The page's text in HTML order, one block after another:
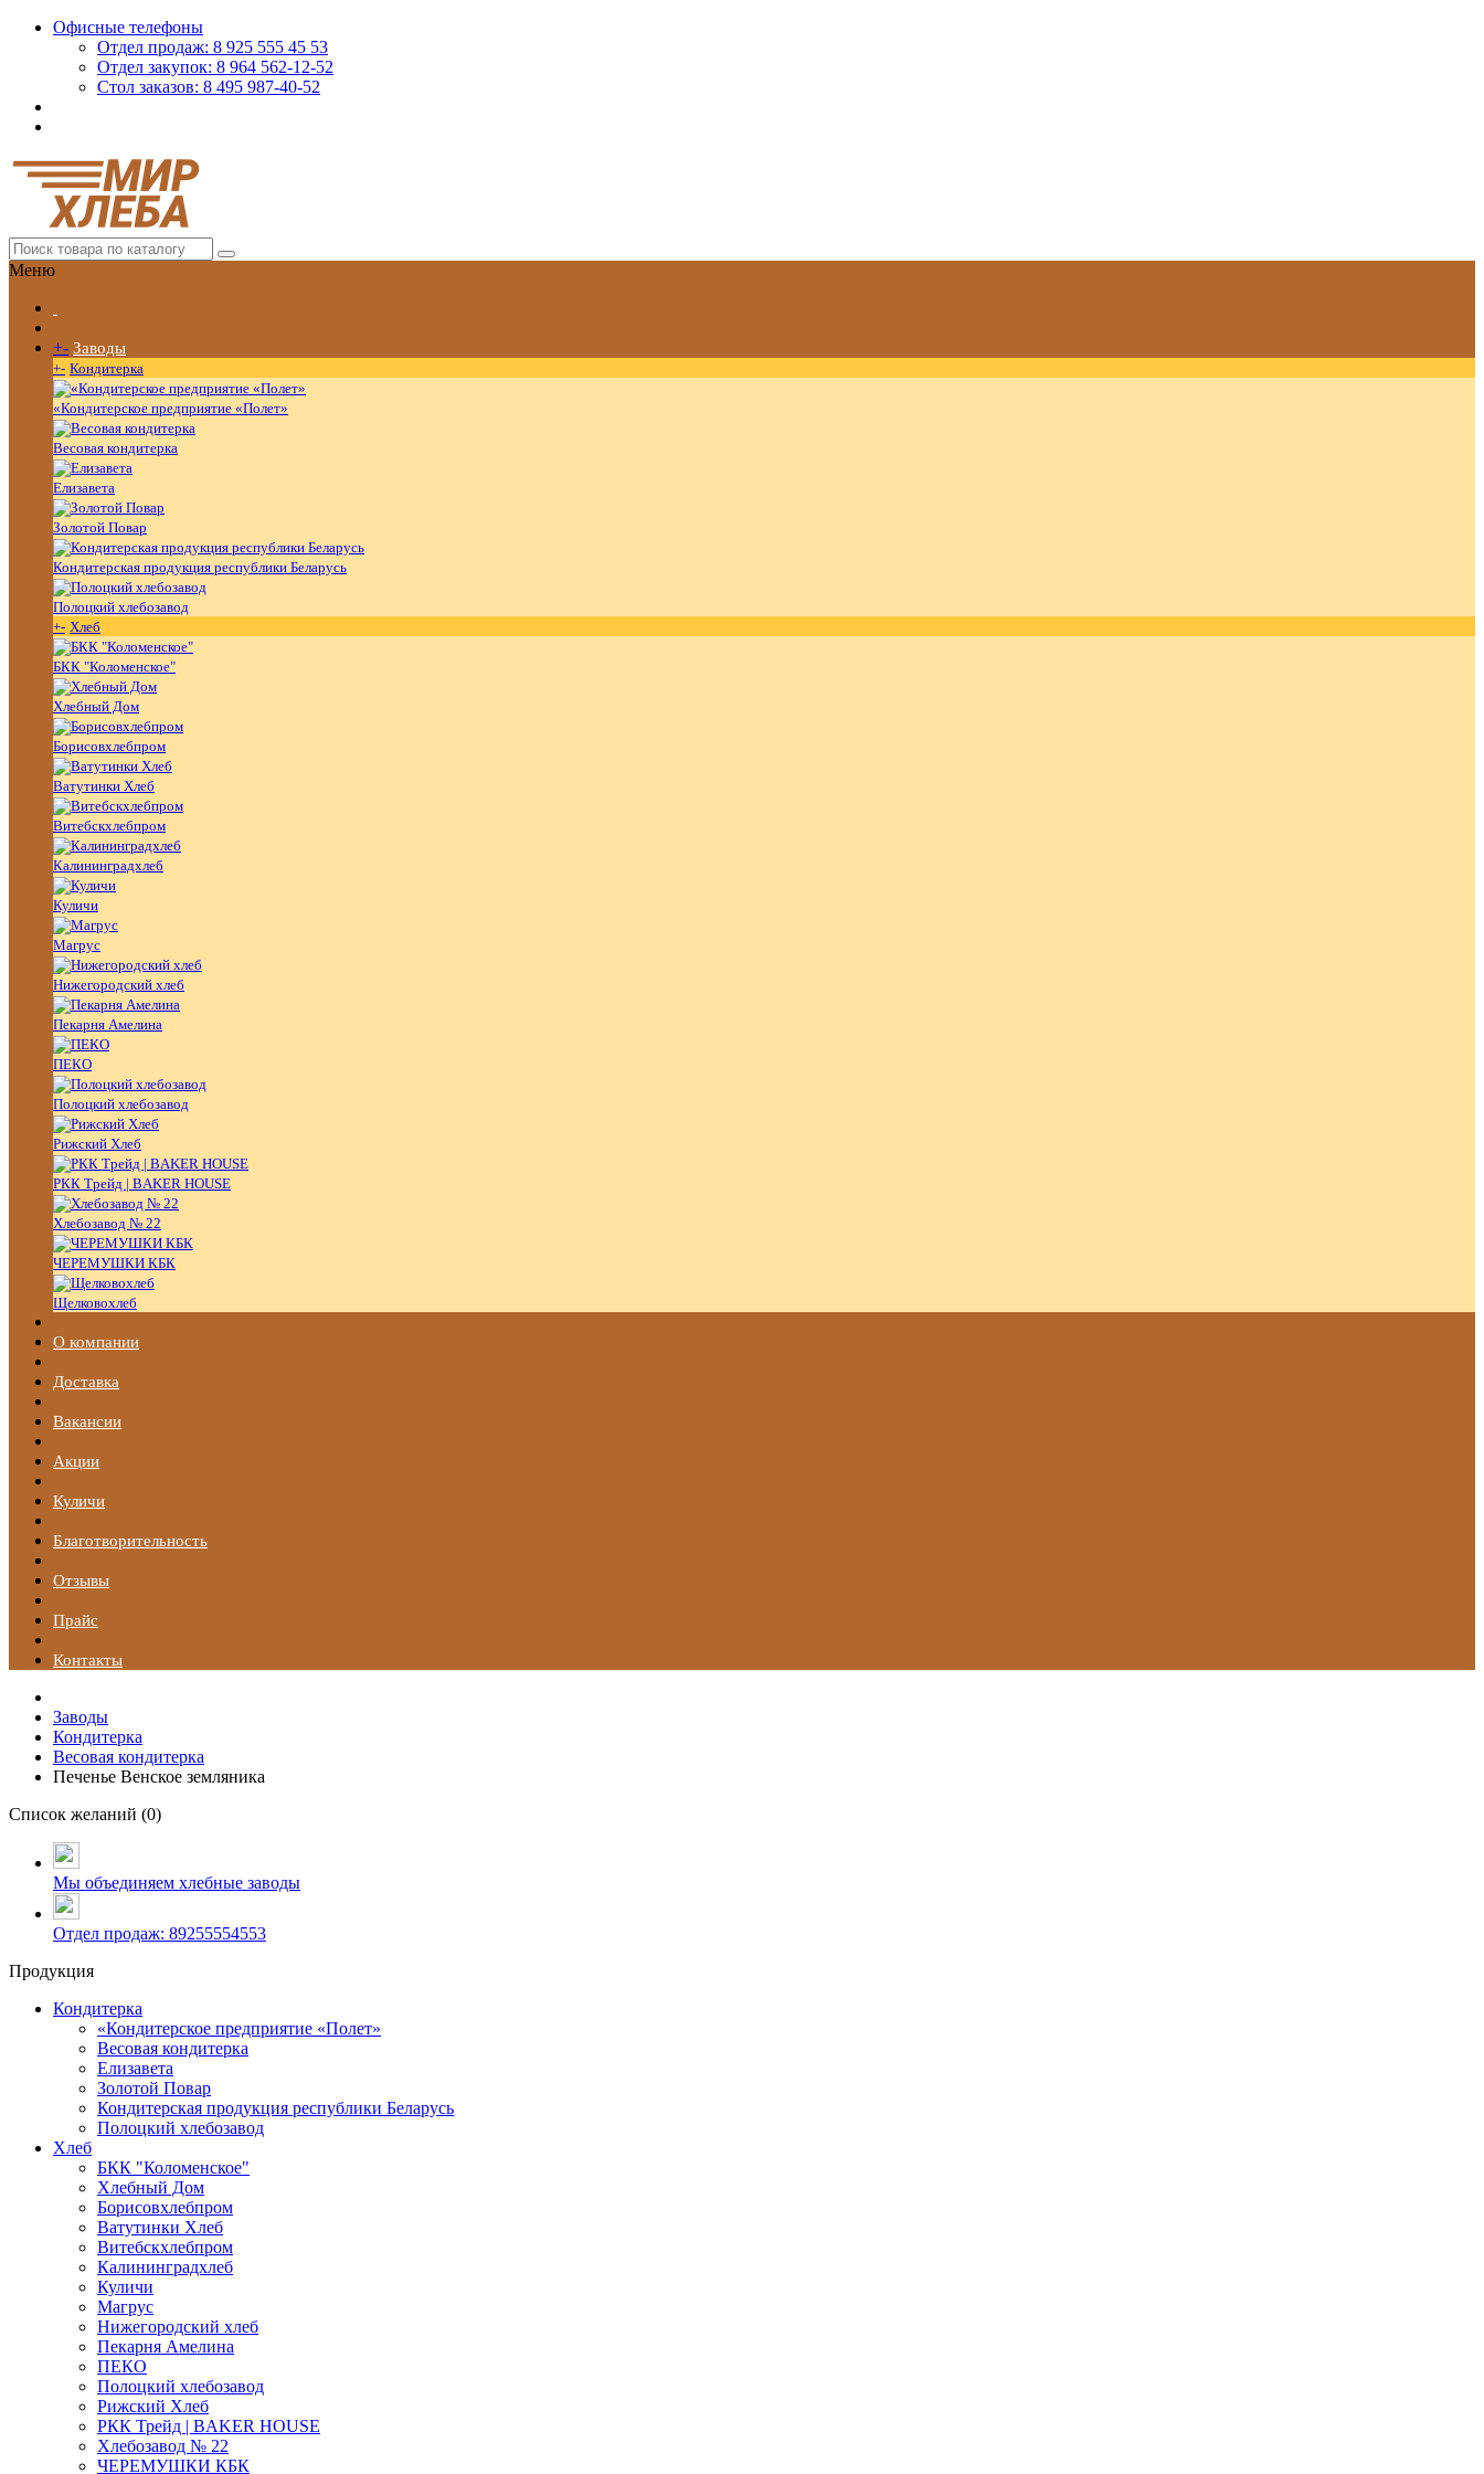
Офисные телефоны
Отдел продаж: 8 925 555 45 53
Отдел закупок: 8 964 562-12-52
Стол заказов: 8 495 987-40-52
Меню
+- Заводы
+- Кондитерка
«Кондитерское предприятие «Полет»
Весовая кондитерка
Елизавета
Золотой Повар
Кондитерская продукция республики Беларусь
Полоцкий хлебозавод
+- Хлеб
БКК "Коломенское"
Хлебный Дом
Борисовхлебпром
Ватутинки Хлеб
Витебскхлебпром
Калининградхлеб
Куличи
Магрус
Нижегородский хлеб
Пекарня Амелина
ПЕКО
Полоцкий хлебозавод
Рижский Хлеб
РКК Трейд | BAKER HOUSE
Хлебозавод № 22
ЧЕРЕМУШКИ КБК
Щелковохлеб
О компании
Доставка
Вакансии
Акции
Куличи
Благотворительность
Отзывы
Прайс
Контакты
Заводы
Кондитерка
Весовая кондитерка
Печенье Венское земляника
Список желаний (0)
Мы объединяем хлебные заводы
Отдел продаж: 89255554553
Продукция
Кондитерка
«Кондитерское предприятие «Полет»
Весовая кондитерка
Елизавета
Золотой Повар
Кондитерская продукция республики Беларусь
Полоцкий хлебозавод
Хлеб
БКК "Коломенское"
Хлебный Дом
Борисовхлебпром
Ватутинки Хлеб
Витебскхлебпром
Калининградхлеб
Куличи
Магрус
Нижегородский хлеб
Пекарня Амелина
ПЕКО
Полоцкий хлебозавод
Рижский Хлеб
РКК Трейд | BAKER HOUSE
Хлебозавод № 22
ЧЕРЕМУШКИ КБК